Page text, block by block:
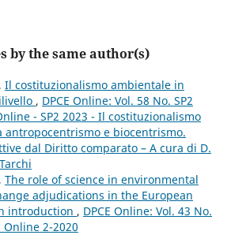
by the same author(s)
Il costituzionalismo ambientale in
, DPCE Online: Vol. 58 No. SP2
- SP2 2023 - Il costituzionalismo
antropocentrismo e biocentrismo.
dal Diritto comparato – A cura di D.
The role of science in environmental
adjudications in the European
introduction , DPCE Online: Vol. 43 No.
Online 2-2020